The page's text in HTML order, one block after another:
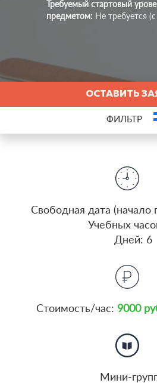
Требуемый стартовый
предметом: Не требуется (с
Cвободная дата (начало
Учебных
Дней: 6
Стоимость/час: 9000
Мини-
ОСТАВИТЬ
ФИЛЬТР